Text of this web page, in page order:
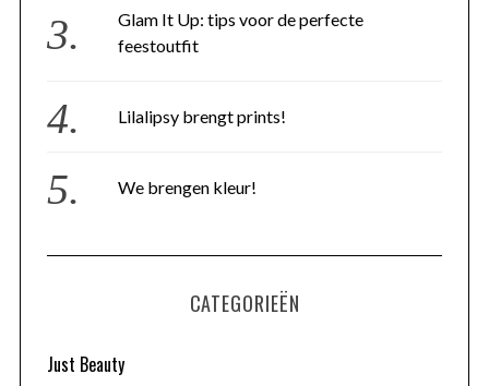
Glam It Up: tips voor de perfecte
feestoutfit
Lilalipsy brengt prints!
We brengen kleur!
CATEGORIEËN
Just Beauty